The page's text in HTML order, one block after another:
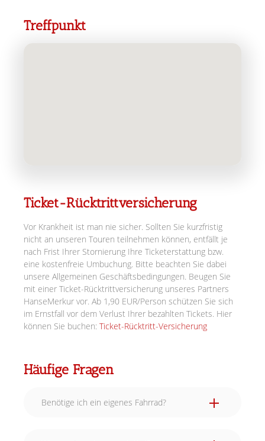
Treffpunkt
Ticket-Rücktrittversicherung
Vor Krankheit ist man nie sicher. Sollten Sie kurzfristig
nicht an unseren Touren teilnehmen können, entfällt je
nach Frist Ihrer Stornierung Ihre Ticketerstattung bzw.
eine kostenfreie Umbuchung. Bitte beachten Sie dabei
unsere Allgemeinen Geschäftsbedingungen. Beugen Sie
mit einer Ticket-Rücktrittversicherung unseres Partners
HanseMerkur vor. Ab 1,90 EUR/Person schützen Sie sich
im Ernstfall vor dem Verlust Ihrer bezahlten Tickets. Hier
können Sie buchen: Ticket-Rücktritt-Versicherung
Häufige Fragen
Benötige ich ein eigenes Fahrrad?